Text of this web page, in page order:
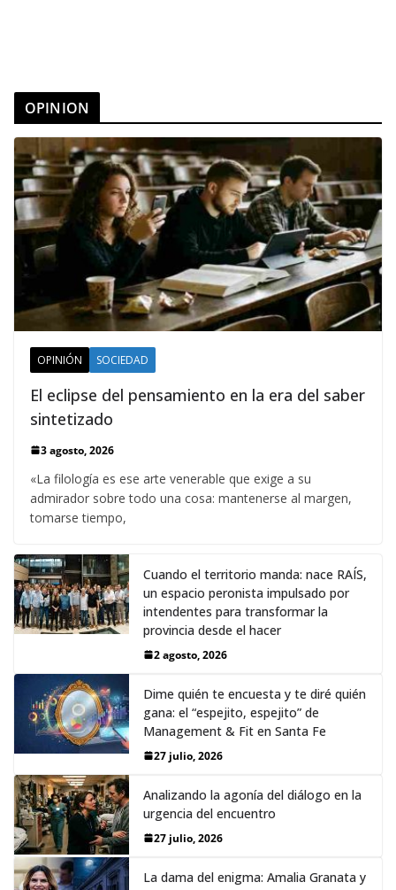
OPINION
OPINIÓN SOCIEDAD
El eclipse del pensamiento en la era del saber
sintetizado
3 agosto, 2026
«La filología es ese arte venerable que exige a su
admirador sobre todo una cosa: mantenerse al margen,
tomarse tiempo,
Cuando el territorio manda: nace RAÍS,
un espacio peronista impulsado por
intendentes para transformar la
provincia desde el hacer
2 agosto, 2026
Dime quién te encuesta y te diré quién
gana: el “espejito, espejito” de
Management & Fit en Santa Fe
27 julio, 2026
Analizando la agonía del diálogo en la
urgencia del encuentro
27 julio, 2026
La dama del enigma: Amalia Granata y